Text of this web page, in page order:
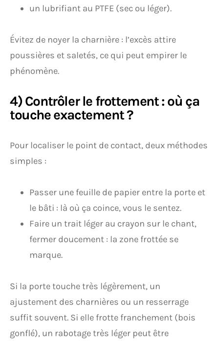
un lubrifiant au PTFE (sec ou léger).
Évitez de noyer la charnière : l’excès attire
poussières et saletés, ce qui peut empirer le
phénomène.
4) Contrôler le frottement : où ça
touche exactement ?
Pour localiser le point de contact, deux méthodes
simples :
Passer une feuille de papier entre la porte et
le bâti : là où ça coince, vous le sentez.
Faire un trait léger au crayon sur le chant,
fermer doucement : la zone frottée se
marque.
Si la porte touche très légèrement, un
ajustement des charnières ou un resserrage
suffit souvent. Si elle frotte franchement (bois
gonflé), un rabotage très léger peut être